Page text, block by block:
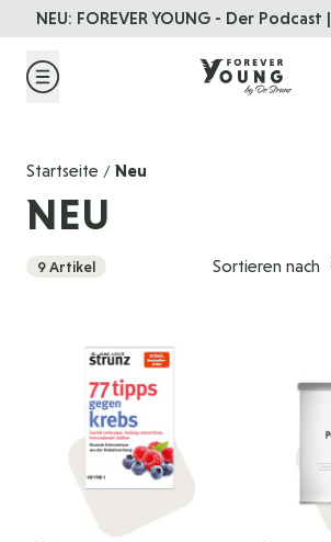
Direkt zum Inhalt
NEU: FOREVER YOUNG - Der Podcast |
Startseite / Neu
NEU
9Artikel Sortieren nach